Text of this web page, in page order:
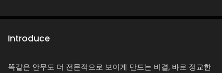
Introduce
똑같은 안무도 더 전문적으로 보이게 만드는 비결, 바로 정교한